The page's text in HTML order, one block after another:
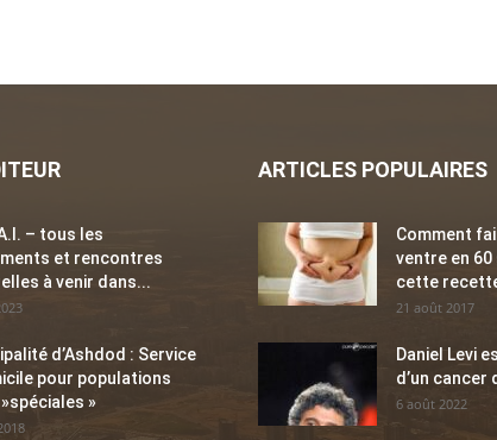
– tous les
et rencontres
à venir dans...
d’Ashdod : Service
pour populations
»
ARTICLES POPULAIRES
Comment
ventre en
cette
21 août 2017
Daniel Levi
d’un cancer
6 août 2022